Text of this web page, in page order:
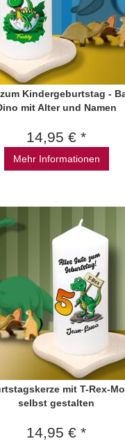
Kindergeburtstag -
mit Alter und Namen
14,95 € *
Mehr Informationen
mit T-Rex-
selbst gestalten
14,95 € *